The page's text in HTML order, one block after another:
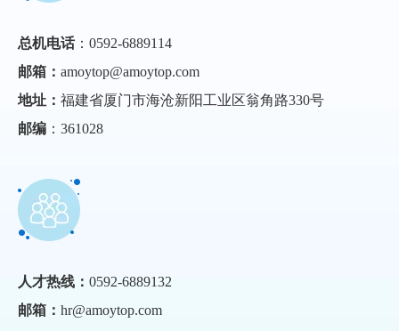
总机电话：0592-6889114
邮箱： amoytop@amoytop.com
地址： 福建省厦门市海沧新阳工业区翁角路330号
邮编 ：361028
人才热线： 0592-6889132
邮箱： hr@amoytop.com